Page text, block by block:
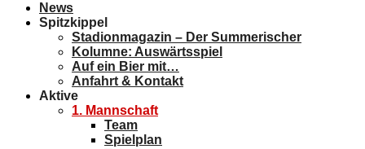
News
Spitzkippel
Stadionmagazin – Der Summerischer
Kolumne: Auswärtsspiel
Auf ein Bier mit…
Anfahrt & Kontakt
Aktive
1. Mannschaft
Team
Spielplan